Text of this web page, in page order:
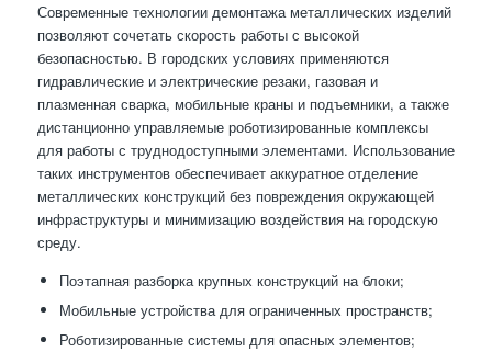
Современные технологии демонтажа металлических изделий
позволяют сочетать скорость работы с высокой
безопасностью. В городских условиях применяются
гидравлические и электрические резаки, газовая и
плазменная сварка, мобильные краны и подъемники, а также
дистанционно управляемые роботизированные комплексы
для работы с труднодоступными элементами. Использование
таких инструментов обеспечивает аккуратное отделение
металлических конструкций без повреждения окружающей
инфраструктуры и минимизацию воздействия на городскую
среду.
Поэтапная разборка крупных конструкций на блоки;
Мобильные устройства для ограниченных пространств;
Роботизированные системы для опасных элементов;